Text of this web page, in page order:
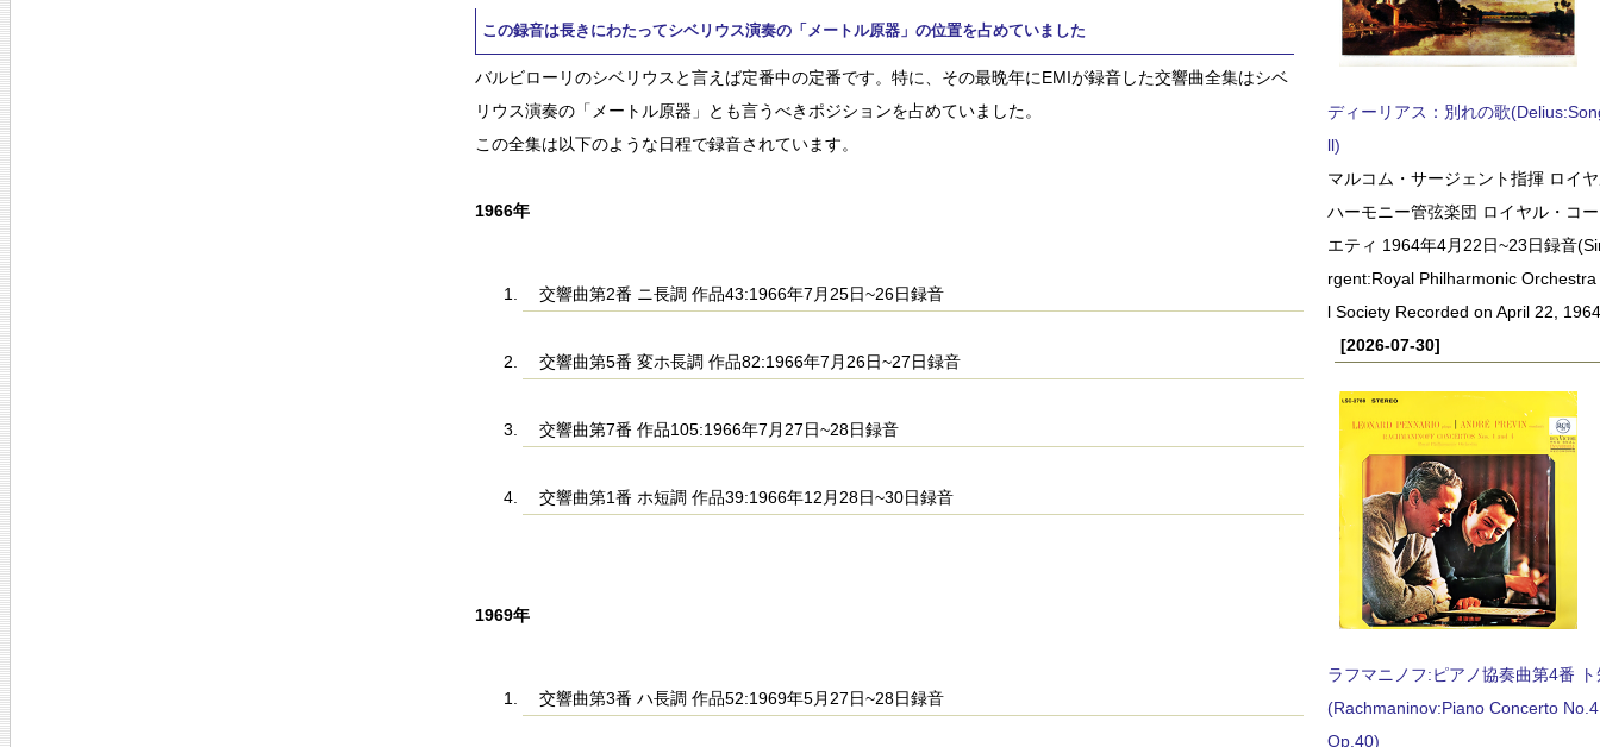
この録音は長きにわたってシベリウス演奏の「メートル原器」の位置を占めていました
バルビローリのシベリウスと言えば定番中の定番です。特に、その最晩年にEMIが録音した交響曲全集はシベ
リウス演奏の「メートル原器」とも言うべきポジションを占めていました。
この全集は以下のような日程で録音されています。
1966年
交響曲第2番 ニ長調 作品43:1966年7月25日~26日録音
交響曲第5番 変ホ長調 作品82:1966年7月26日~27日録音
交響曲第7番 作品105:1966年7月27日~28日録音
交響曲第1番 ホ短調 作品39:1966年12月28日~30日録音
1969年
交響曲第3番 ハ長調 作品52:1969年5月27日~28日録音
ディーリアス：別れの歌
ll)
マルコム・サージェント指揮 ロイ
ハーモニー管弦楽団 ロイヤル・コ
エティ 1964年4月22日~23日録音
rgent:Royal Philharmonic
l Society Recorded on April 22,
[2026-07-30]
ラフマニノフ:ピアノ協奏曲第4番
(Rachmaninov:Piano Concerto
Op.40)